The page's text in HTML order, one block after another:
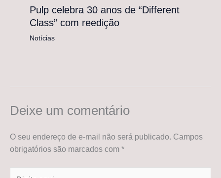
Pulp celebra 30 anos de “Different
Class” com reedição
Notícias
Deixe um comentário
O seu endereço de e-mail não será publicado. Campos
obrigatórios são marcados com *